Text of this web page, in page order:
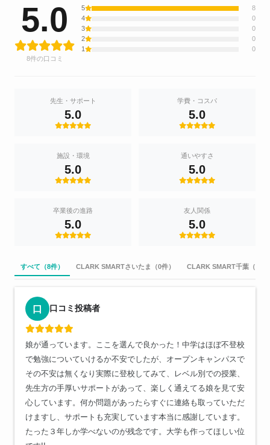
5.0
8件の口コミ
5
8
4
0
3
0
2
0
1
0
先生・サポート
5.0
学費・コスパ
5.0
施設・環境
5.0
通いやすさ
5.0
卒業後の進路
5.0
友人関係
5.0
すべて（8件） CLARK SMARTさいたま（0件） CLARK SMART千葉（0件
口 口コミ投稿者
娘が通っています。ここを選んで良かった！中学はほぼ不登校
で勉強についていけるか不安でしたが、オープンキャンパスで
その不安は無くなり実際に登校してみて、レベル別での授業、
先生方の手厚いサポートがあって、楽しく通えてる娘を見て安
心しています。何か問題があったらすぐに連絡も取っていただ
けますし、サポートも充実しています本当に感謝しています。
たった３年しか学べないのが残念です。大学も作ってほしい位